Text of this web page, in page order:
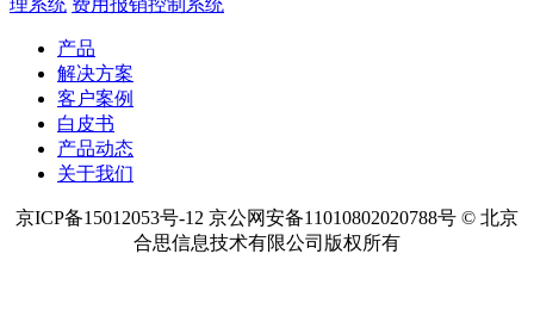
产品
解决方案
客户案例
白皮书
产品动态
关于我们
京ICP备15012053号-12 京公网安备11010802020788号 © 北京
合思信息技术有限公司版权所有